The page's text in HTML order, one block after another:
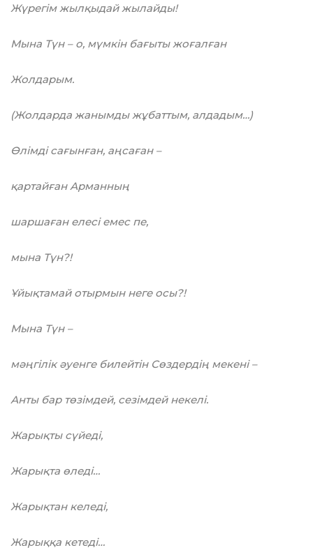
Жүрегім жылқыдай жылайды!
Мына Түн – о, мүмкін бағыты жоғалған
Жолдарым.
(Жолдарда жанымды жұбаттым, алдадым…)
Өлімді сағынған, аңсаған –
қартайған Арманның
шаршаған елесі емес пе,
мына Түн?!
Ұйықтамай отырмын неге осы?!
Мына Түн –
мәңгілік әуенге билейтін Сөздердің мекені –
Анты бар төзімдей, сезімдей некелі.
Жарықты сүйеді,
Жарықта өледі…
Жарықтан келеді,
Жарыққа кетеді…